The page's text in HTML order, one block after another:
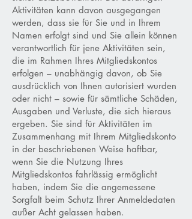
Aktivitäten kann davon ausgegangen
werden, dass sie für Sie und in Ihrem
Namen erfolgt sind und Sie allein können
verantwortlich für jene Aktivitäten sein,
die im Rahmen Ihres Mitgliedskontos
erfolgen – unabhängig davon, ob Sie
ausdrücklich von Ihnen autorisiert wurden
oder nicht – sowie für sämtliche Schäden,
Ausgaben und Verluste, die sich hieraus
ergeben. Sie sind für Aktivitäten im
Zusammenhang mit Ihrem Mitgliedskonto
in der beschriebenen Weise haftbar,
wenn Sie die Nutzung Ihres
Mitgliedskontos fahrlässig ermöglicht
haben, indem Sie die angemessene
Sorgfalt beim Schutz Ihrer Anmeldedaten
außer Acht gelassen haben.